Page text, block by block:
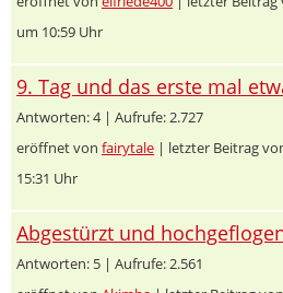
um 10:59 Uhr
9. Tag und das erste mal
Antworten: 4 | Aufrufe: 2.727
eröffnet von fairytale | letzter Beitrag
15:31 Uhr
Abgestürzt und
Antworten: 5 | Aufrufe: 2.561